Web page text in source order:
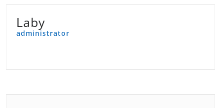
Laby
administrator